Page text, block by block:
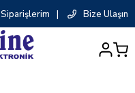
Siparişlerim | Bize Ulaşın